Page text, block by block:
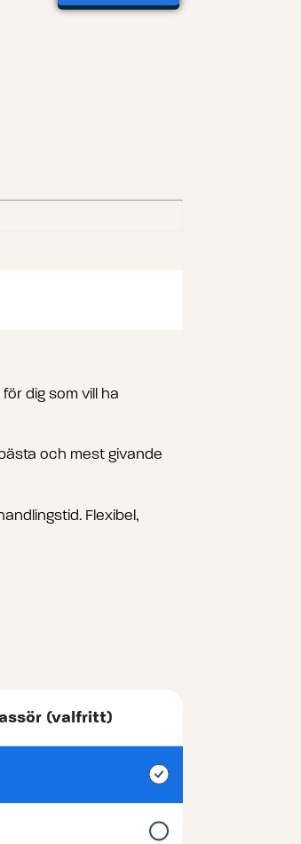
dig som vill ha
och mest givande
Flexibel,
(valfritt)